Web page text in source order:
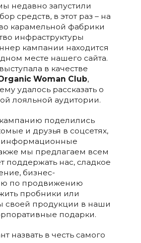
недавно запустили
средств, в этот раз – на
карамельной фабрики
инфраструктуры
кампании находится
месте нашего сайта.
в качестве
Woman Club,
удалось рассказать о
лояльной аудитории.
поделились
и друзья в соцсетях,
информационные
мы предлагаем всем
поддержать нас, сладкое
бизнес-
по продвижению
пробники или
своей продукции в наши
подарки.
назвать в честь самого